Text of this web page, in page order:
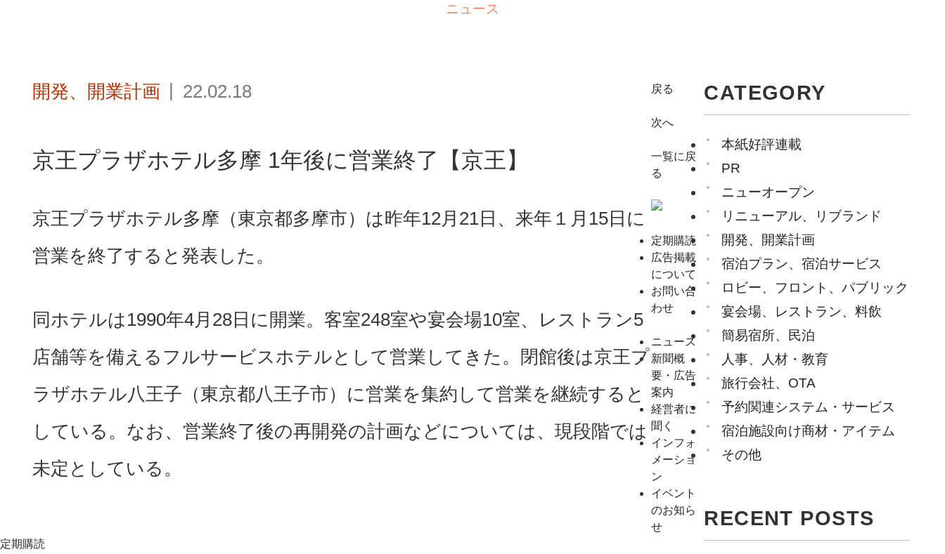
ニュース
開発、開業計画 22.02.18
京王プラザホテル多摩 1年後に営業終了【京王】
京王プラザホテル多摩（東京都多摩市）は昨年12月21日、来年１月15日に
営業を終了すると発表した。
同ホテルは1990年4月28日に開業。客室248室や宴会場10室、レストラン5
店舗等を備えるフルサービスホテルとして営業してきた。閉館後は京王プ
ラザホテル八王子（東京都八王子市）に営業を集約して営業を継続すると
している。なお、営業終了後の再開発の計画などについては、現段階では
未定としている。
CATEGORY
本紙好評連載
PR
ニューオープン
リニューアル、リブランド
開発、開業計画
宿泊プラン、宿泊サービス
ロビー、フロント、パブリック
宴会場、レストラン、料飲
簡易宿所、民泊
人事、人材・教育
旅行会社、OTA
予約関連システム・サービス
宿泊施設向け商材・アイテム
その他
RECENT POSTS
戻る
次へ
一覧に戻
る
定期購読
広告掲載
について
お問い合
わせ
ニュース
新聞概
要・広告
案内
経営者に
聞く
インフォ
メーショ
ン
イベント
のお知ら
せ
定期購読